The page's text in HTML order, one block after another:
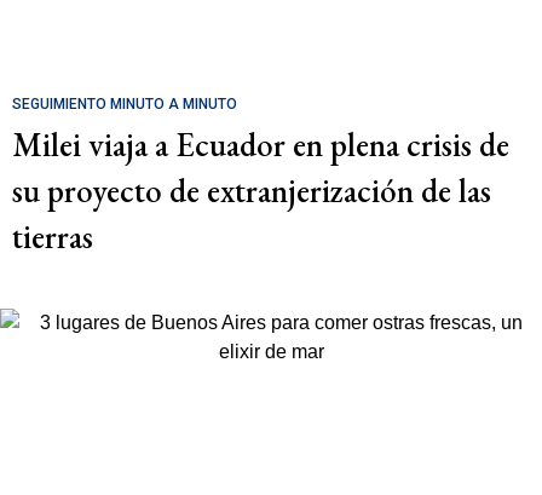
SEGUIMIENTO MINUTO A MINUTO
Milei viaja a Ecuador en plena crisis de
su proyecto de extranjerización de las
tierras